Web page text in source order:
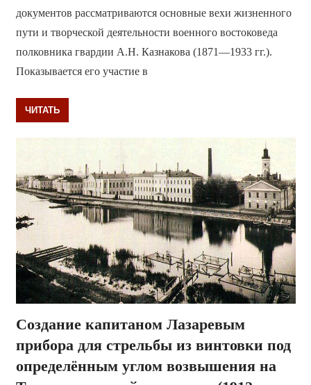
документов рассматриваются основные вехи жизненного
пути и творческой деятельности военного востоковеда
полковника гвардии А.Н. Казнакова (1871—1933 гг.).
Показывается его участие в
ЧИТАТЬ
Создание капитаном Лазаревым
прибора для стрельбы из винтовки под
определённым углом возвышения на